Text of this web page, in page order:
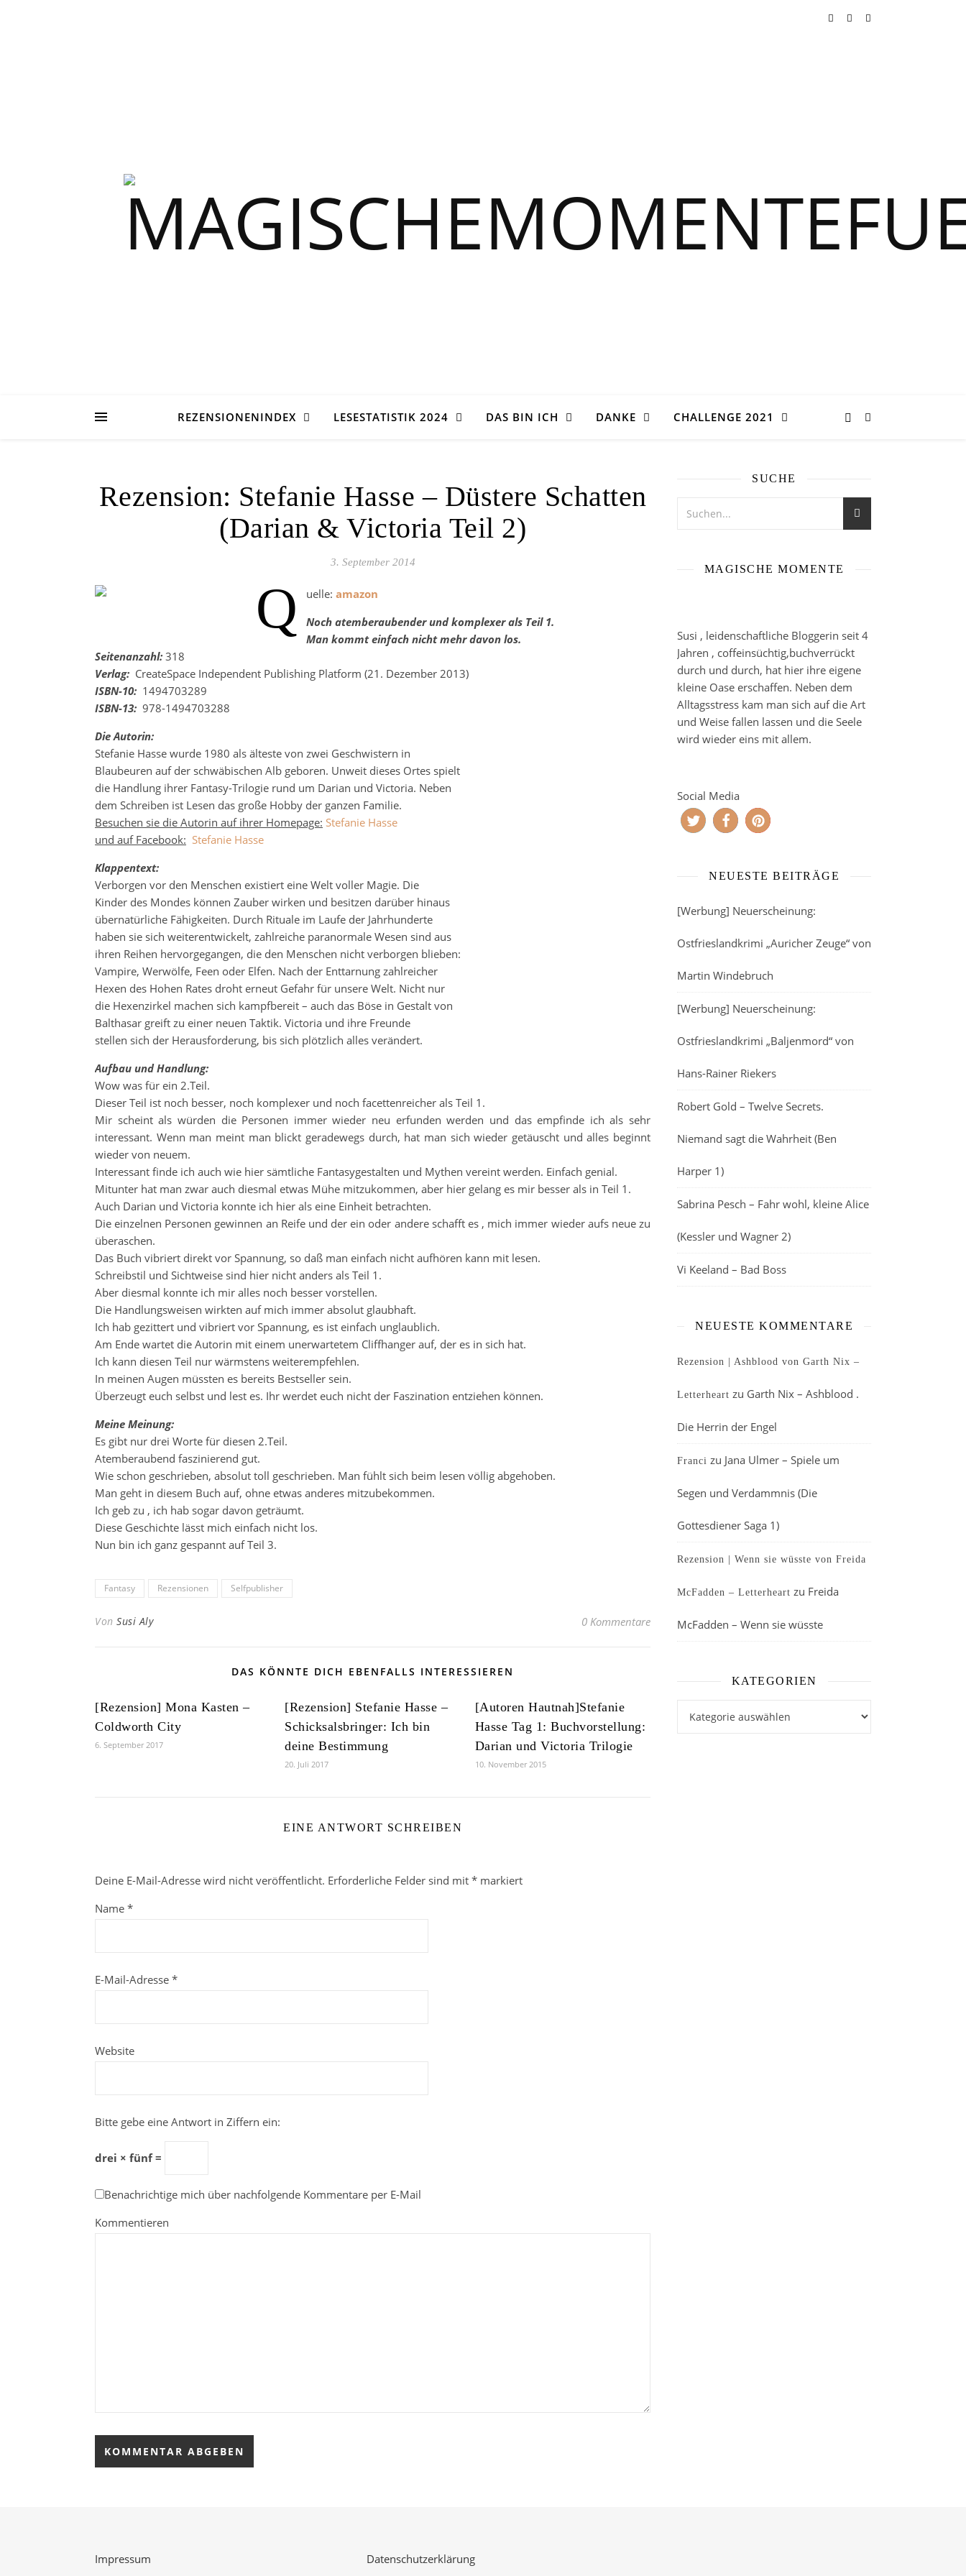
REZENSIONENINDEX LESESTATISTIK 2024 DAS BIN ICH DANKE CHALLENGE 2021
Rezension: Stefanie Hasse – Düstere Schatten
(Darian & Victoria Teil 2)
3. September 2014
Q uelle: amazon
Noch atemberaubender und komplexer als Teil 1.
Man kommt einfach nicht mehr davon los.
Seitenanzahl: 318
Verlag: CreateSpace Independent Publishing Platform (21. Dezember 2013)
ISBN-10: 1494703289
ISBN-13: 978-1494703288
Die Autorin:
Stefanie Hasse wurde 1980 als älteste von zwei Geschwistern in
Blaubeuren auf der schwäbischen Alb geboren. Unweit dieses Ortes spielt
die Handlung ihrer Fantasy-Trilogie rund um Darian und Victoria. Neben
dem Schreiben ist Lesen das große Hobby der ganzen Familie.
Besuchen sie die Autorin auf ihrer Homepage: Stefanie Hasse
und auf Facebook: Stefanie Hasse
Klappentext:
Verborgen vor den Menschen existiert eine Welt voller Magie. Die
Kinder des Mondes können Zauber wirken und besitzen darüber hinaus
übernatürliche Fähigkeiten. Durch Rituale im Laufe der Jahrhunderte
haben sie sich weiterentwickelt, zahlreiche paranormale Wesen sind aus
ihren Reihen hervorgegangen, die den Menschen nicht verborgen blieben:
Vampire, Werwölfe, Feen oder Elfen. Nach der Enttarnung zahlreicher
Hexen des Hohen Rates droht erneut Gefahr für unsere Welt. Nicht nur
die Hexenzirkel machen sich kampfbereit – auch das Böse in Gestalt von
Balthasar greift zu einer neuen Taktik. Victoria und ihre Freunde
stellen sich der Herausforderung, bis sich plötzlich alles verändert.
Aufbau und Handlung:
Wow was für ein 2.Teil.
Dieser Teil ist noch besser, noch komplexer und noch facettenreicher als Teil 1.
Mir scheint als würden die Personen immer wieder neu erfunden werden und das empfinde ich als sehr
interessant. Wenn man meint man blickt geradewegs durch, hat man sich wieder getäuscht und alles beginnt
wieder von neuem.
Interessant finde ich auch wie hier sämtliche Fantasygestalten und Mythen vereint werden. Einfach genial.
Mitunter hat man zwar auch diesmal etwas Mühe mitzukommen, aber hier gelang es mir besser als in Teil 1.
Auch Darian und Victoria konnte ich hier als eine Einheit betrachten.
Die einzelnen Personen gewinnen an Reife und der ein oder andere schafft es , mich immer wieder aufs neue zu
überaschen.
Das Buch vibriert direkt vor Spannung, so daß man einfach nicht aufhören kann mit lesen.
Schreibstil und Sichtweise sind hier nicht anders als Teil 1.
Aber diesmal konnte ich mir alles noch besser vorstellen.
Die Handlungsweisen wirkten auf mich immer absolut glaubhaft.
Ich hab gezittert und vibriert vor Spannung, es ist einfach unglaublich.
Am Ende wartet die Autorin mit einem unerwartetem Cliffhanger auf, der es in sich hat.
Ich kann diesen Teil nur wärmstens weiterempfehlen.
In meinen Augen müssten es bereits Bestseller sein.
Überzeugt euch selbst und lest es. Ihr werdet euch nicht der Faszination entziehen können.
Meine Meinung:
Es gibt nur drei Worte für diesen 2.Teil.
Atemberaubend faszinierend gut.
Wie schon geschrieben, absolut toll geschrieben. Man fühlt sich beim lesen völlig abgehoben.
Man geht in diesem Buch auf, ohne etwas anderes mitzubekommen.
Ich geb zu , ich hab sogar davon geträumt.
Diese Geschichte lässt mich einfach nicht los.
Nun bin ich ganz gespannt auf Teil 3.
Fantasy Rezensionen Selfpublisher
Von Susi Aly 0 Kommentare
DAS KÖNNTE DICH EBENFALLS INTERESSIEREN
[Rezension] Mona Kasten –
Coldworth City
6. September 2017
[Rezension] Stefanie Hasse –
Schicksalsbringer: Ich bin
deine Bestimmung
20. Juli 2017
[Autoren Hautnah]Stefanie
Hasse Tag 1: Buchvorstellung:
Darian und Victoria Trilogie
10. November 2015
EINE ANTWORT SCHREIBEN
Deine E-Mail-Adresse wird nicht veröffentlicht. Erforderliche Felder sind mit * markiert
Name *
E-Mail-Adresse *
Website
Bitte gebe eine Antwort in Ziffern ein:
drei × fünf =
Benachrichtige mich über nachfolgende Kommentare per E-Mail
Kommentieren
SUCHE
MAGISCHE MOMENTE
Susi , leidenschaftliche Bloggerin seit 4
Jahren , coffeinsüchtig,buchverrückt
durch und durch, hat hier ihre eigene
kleine Oase erschaffen. Neben dem
Alltagsstress kam man sich auf die Art
und Weise fallen lassen und die Seele
wird wieder eins mit allem.
Social Media
NEUESTE BEITRÄGE
[Werbung] Neuerscheinung:
Ostfrieslandkrimi „Auricher Zeuge“ von
Martin Windebruch
[Werbung] Neuerscheinung:
Ostfrieslandkrimi „Baljenmord“ von
Hans-Rainer Riekers
Robert Gold – Twelve Secrets.
Niemand sagt die Wahrheit (Ben
Harper 1)
Sabrina Pesch – Fahr wohl, kleine Alice
(Kessler und Wagner 2)
Vi Keeland – Bad Boss
NEUESTE KOMMENTARE
Rezension | Ashblood von Garth Nix –
Letterheart zu Garth Nix – Ashblood .
Die Herrin der Engel
Franci zu Jana Ulmer – Spiele um
Segen und Verdammnis (Die
Gottesdiener Saga 1)
Rezension | Wenn sie wüsste von Freida
McFadden – Letterheart zu Freida
McFadden – Wenn sie wüsste
KATEGORIEN
Impressum Datenschutzerklärung